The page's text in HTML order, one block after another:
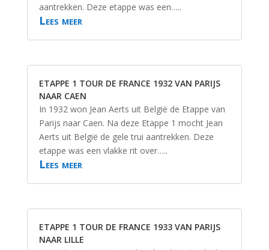
aantrekken. Deze etappe was een…..
Lees meer
ETAPPE 1 TOUR DE FRANCE 1932 VAN PARIJS
NAAR CAEN
In 1932 won Jean Aerts uit België de Etappe van
Parijs naar Caen. Na deze Etappe 1 mocht Jean
Aerts uit België de gele trui aantrekken. Deze
etappe was een vlakke rit over…..
Lees meer
ETAPPE 1 TOUR DE FRANCE 1933 VAN PARIJS
NAAR LILLE